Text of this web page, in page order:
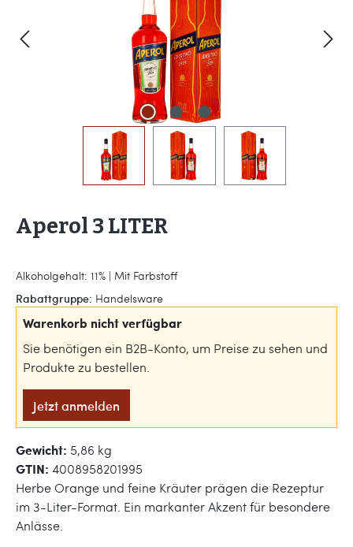
Aperol 3 LITER
Alkoholgehalt: 11% | Mit Farbstoff
Rabattgruppe: Handelsware
Warenkorb nicht verfügbar
Sie benötigen ein B2B-Konto, um Preise zu sehen und
Produkte zu bestellen.
Jetzt anmelden
Gewicht: 5,86 kg
GTIN: 4008958201995
Herbe Orange und feine Kräuter prägen die Rezeptur
im 3-Liter-Format. Ein markanter Akzent für besondere
Anlässe.